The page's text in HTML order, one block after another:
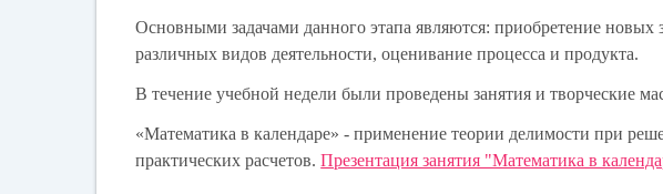
Основными задачами данного этапа являются: приобретение
различных видов деятельности, оценивание процесса и продукта.
В течение учебной недели были проведены занятия и творческие
«Математика в календаре» - применение теории делимости при
практических расчетов.Презентация занятия "Математика в